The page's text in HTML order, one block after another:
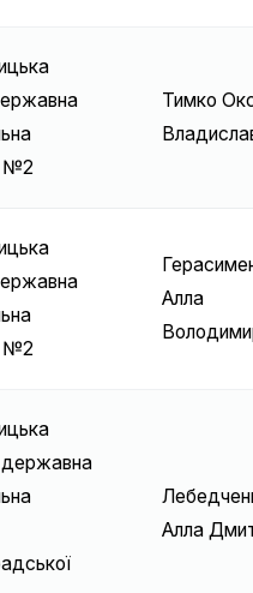
№2
Тимко
№2
Алла
державна
Алла